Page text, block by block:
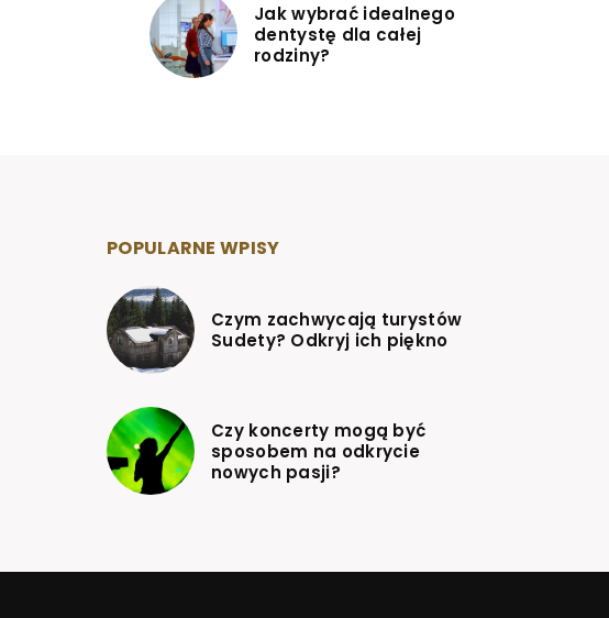
Jak wybrać idealnego
dentystę dla całej
rodziny?
POPULARNE WPISY
Czym zachwycają turystów
Sudety? Odkryj ich piękno
Czy koncerty mogą być
sposobem na odkrycie
nowych pasji?